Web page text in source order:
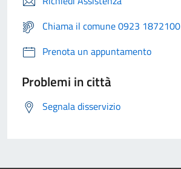
Chiama il comune 0923 1872100
Prenota un appuntamento
Problemi in città
Segnala disservizio